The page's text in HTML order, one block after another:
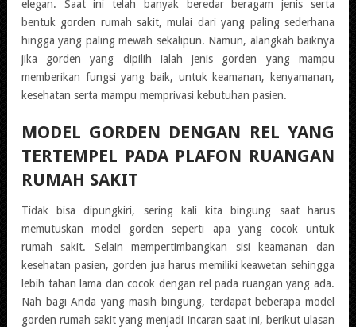
elegan. Saat ini telah banyak beredar beragam jenis serta
bentuk gorden rumah sakit, mulai dari yang paling sederhana
hingga yang paling mewah sekalipun. Namun, alangkah baiknya
jika gorden yang dipilih ialah jenis gorden yang mampu
memberikan fungsi yang baik, untuk keamanan, kenyamanan,
kesehatan serta mampu memprivasi kebutuhan pasien.
MODEL GORDEN DENGAN REL YANG
TERTEMPEL PADA PLAFON RUANGAN
RUMAH SAKIT
Tidak bisa dipungkiri, sering kali kita bingung saat harus
memutuskan model gorden seperti apa yang cocok untuk
rumah sakit. Selain mempertimbangkan sisi keamanan dan
kesehatan pasien, gorden jua harus memiliki keawetan sehingga
lebih tahan lama dan cocok dengan rel pada ruangan yang ada.
Nah bagi Anda yang masih bingung, terdapat beberapa model
gorden rumah sakit yang menjadi incaran saat ini, berikut ulasan